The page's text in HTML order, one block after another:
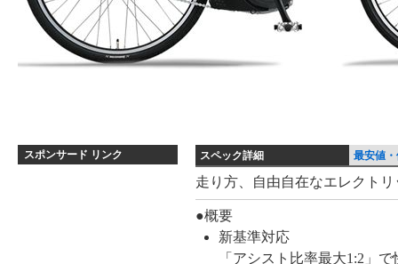
スポンサード リンク スペック詳細 最安値
ス
ペ
ッ
走り方、自由自在なエレクト
●概要
新基準対応
「アシスト比率最大1:2」で